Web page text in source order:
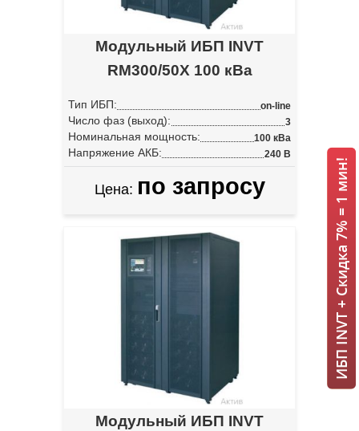
Модульный ИБП INVT
RM300/50X 100 кВа
Тип ИБП: on-line
Число фаз (выход): 3
Номинальная мощность: 100 кВа
Напряжение АКБ: 240 В
Цена: по запросу
Модульный ИБП INVT
ИБП INVT + Скидка 7% = 1 мин!